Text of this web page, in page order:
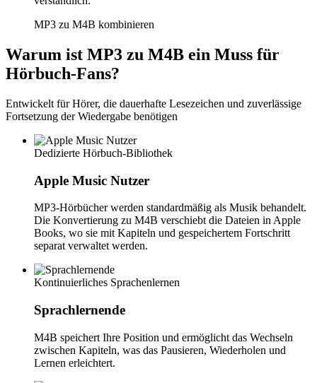
MP3 zu M4B kombinieren
Warum ist MP3 zu M4B ein Muss für
Hörbuch-Fans?
Entwickelt für Hörer, die dauerhafte Lesezeichen und zuverlässige
Fortsetzung der Wiedergabe benötigen
Dedizierte Hörbuch-Bibliothek
Apple Music Nutzer
MP3-Hörbücher werden standardmäßig als Musik behandelt.
Die Konvertierung zu M4B verschiebt die Dateien in Apple
Books, wo sie mit Kapiteln und gespeichertem Fortschritt
separat verwaltet werden.
Kontinuierliches Sprachenlernen
Sprachlernende
M4B speichert Ihre Position und ermöglicht das Wechseln
zwischen Kapiteln, was das Pausieren, Wiederholen und
Lernen erleichtert.